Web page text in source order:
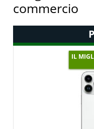
commercio
IL